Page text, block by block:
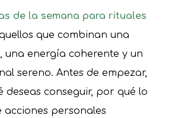
de la semana para rituales
que combinan una
una energía coherente y un
sereno. Antes de empezar,
deseas conseguir, por qué lo
acciones personales